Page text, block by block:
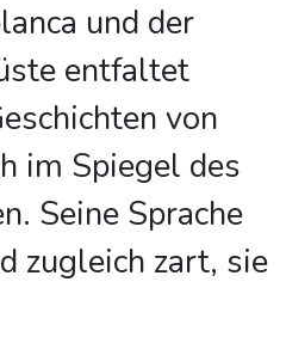
und der
entfaltet
von
im Spiegel des
Seine Sprache
zugleich zart, sie